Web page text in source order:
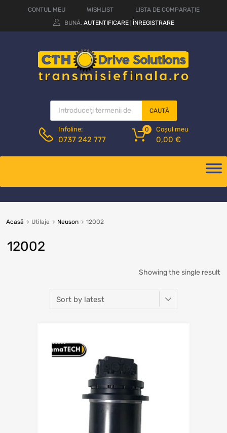
CONTUL MEU WISHLIST
LISTA DE COMPARAȚIE
BUNĂ. AUTENTIFICARE ÎNREGISTRARE
CAUTĂ
Infoline:
0737 242 777
Coșul meu
0,00 €
0
Acasă Utilaje Neuson 12002
12002
Showing the single result